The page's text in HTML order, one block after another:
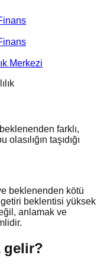
Merkezi
farklı,
taşıdığı
beklenenden kötü
beklentisi yüksek
anlamak ve
gelir?